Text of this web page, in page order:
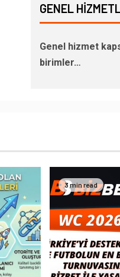
GENEL
Genel hizmet
birimler…
3 min read